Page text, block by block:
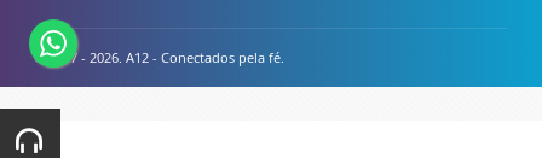
© 2007 - 2026. A12 - Conectados pela fé.